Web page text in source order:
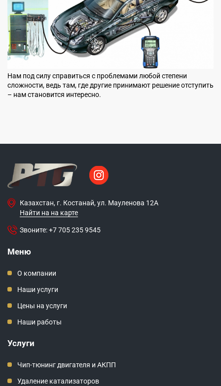
Нам под силу справиться с проблемами любой степени
сложности, ведь там, где другие принимают решение отступить
– нам становится интересно.
Казахстан, г. Костанай, ул. Мауленова 12А
Найти на на карте
Звоните:+7 705 235 9545
Меню
О компании
Наши услуги
Цены на услуги
Наши работы
Услуги
Чип-тюнинг двигателя и АКПП
Удаление катализаторов